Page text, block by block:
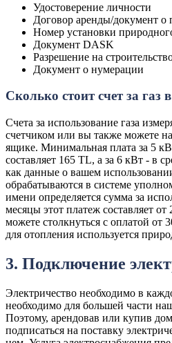
Удостоверение личности
Договор аренды/документ о
Номер установки
Документ DASK
Разрешение на
Документ о нумерации
Сколько стоит счет за газ
Счета за использование газа
счетчиком или вы также можете
ящике. Минимальная плата за 5
составляет 165 TL, а за 6 кВт - в
как данные о вашем
обрабатываются в системе
имени определяется сумма за
месяцы этот платеж составляет
можете столкнуться с оплатой от
для отопления используется
3. Подключение
Электричество необходимо в
необходимо для большей части
Поэтому, арендовав или купив
подписаться на поставку